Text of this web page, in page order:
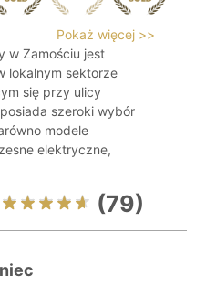
Pokaż więcej >>
w Zamościu jest
lokalnym sektorze
się przy ulicy
szeroki wybór
modele
elektryczne,
(79)